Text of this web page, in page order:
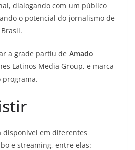
dialogando com um público
o potencial do jornalismo de
a grade partiu de Amado
Latinos Media Group, e marca
programa.
disponível em diferentes
e streaming, entre elas: